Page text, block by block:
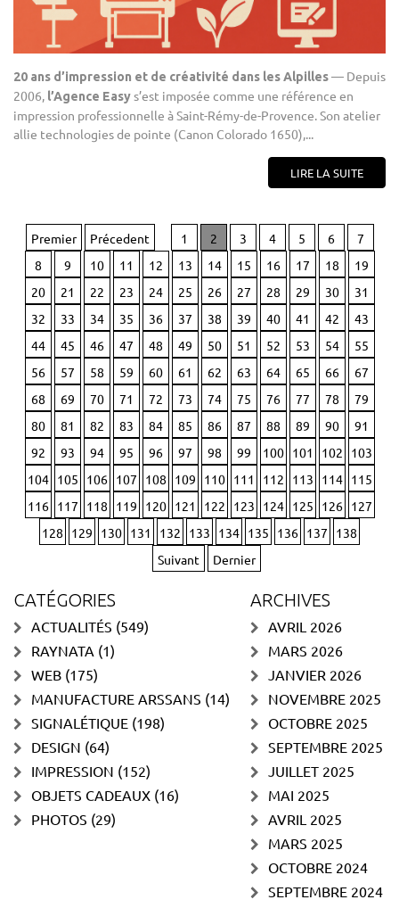
20 ans d’impression et de créativité dans les Alpilles— Depuis
2006, l’Agence Easys’est imposée comme une référence en
impression professionnelle à Saint-Rémy-de-Provence. Son atelier
allie technologies de pointe (Canon Colorado 1650),...
LIRE LA SUITE
Premier Précedent 1 2 3 4 5 6
7
8
9 10 11 12 13 14 15 16 17 18
19
20
21 22 23 24 25 26 27 28 29 30
31
32
33 34 35 36 37 38 39 40 41 42
43
44
45 46 47 48 49 50 51 52 53 54
55
56
57 58 59 60 61 62 63 64 65 66
67
68
69 70 71 72 73 74 75 76 77 78
79
80
81 82 83 84 85 86 87 88 89 90
91
92
93 94 95 96 97 98 99 100 101 102
103
104 105 106 107 108 109 110 111 112 113 114 115
116 117 118 119 120 121 122 123 124 125 126 127
128
129 130 131 132 133 134 135 136 137
138
Suivant
Dernier
CATÉGORIES
ACTUALITÉS (549)
RAYNATA (1)
WEB (175)
MANUFACTURE ARSSANS (14)
SIGNALÉTIQUE (198)
DESIGN (64)
IMPRESSION (152)
OBJETS CADEAUX (16)
PHOTOS (29)
ARCHIVES
AVRIL 2026
MARS 2026
JANVIER 2026
NOVEMBRE 2025
OCTOBRE 2025
SEPTEMBRE 2025
JUILLET 2025
MAI 2025
AVRIL 2025
MARS 2025
OCTOBRE 2024
SEPTEMBRE 2024